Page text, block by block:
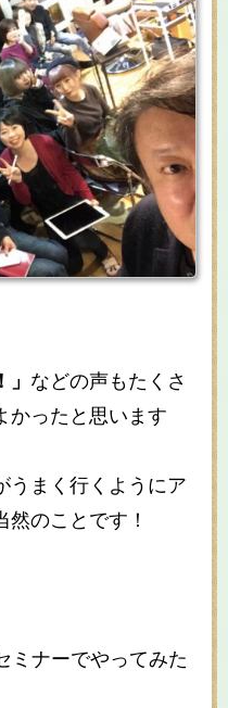
などの声もたくさ
かったと思います
うまく行くようにア
のことです！
ミナーでやってみた